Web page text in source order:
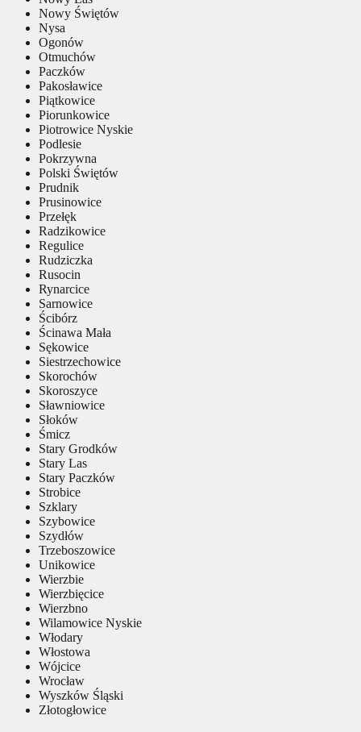
Nowy Świętów
Nysa
Ogonów
Otmuchów
Paczków
Pakosławice
Piątkowice
Piorunkowice
Piotrowice Nyskie
Podlesie
Pokrzywna
Polski Świętów
Prudnik
Prusinowice
Przełęk
Radzikowice
Regulice
Rudziczka
Rusocin
Rynarcice
Sarnowice
Ścibórz
Ścinawa Mała
Sękowice
Siestrzechowice
Skorochów
Skoroszyce
Sławniowice
Słoków
Śmicz
Stary Grodków
Stary Las
Stary Paczków
Strobice
Szklary
Szybowice
Szydłów
Trzeboszowice
Unikowice
Wierzbie
Wierzbięcice
Wierzbno
Wilamowice Nyskie
Włodary
Włostowa
Wójcice
Wrocław
Wyszków Śląski
Złotogłowice